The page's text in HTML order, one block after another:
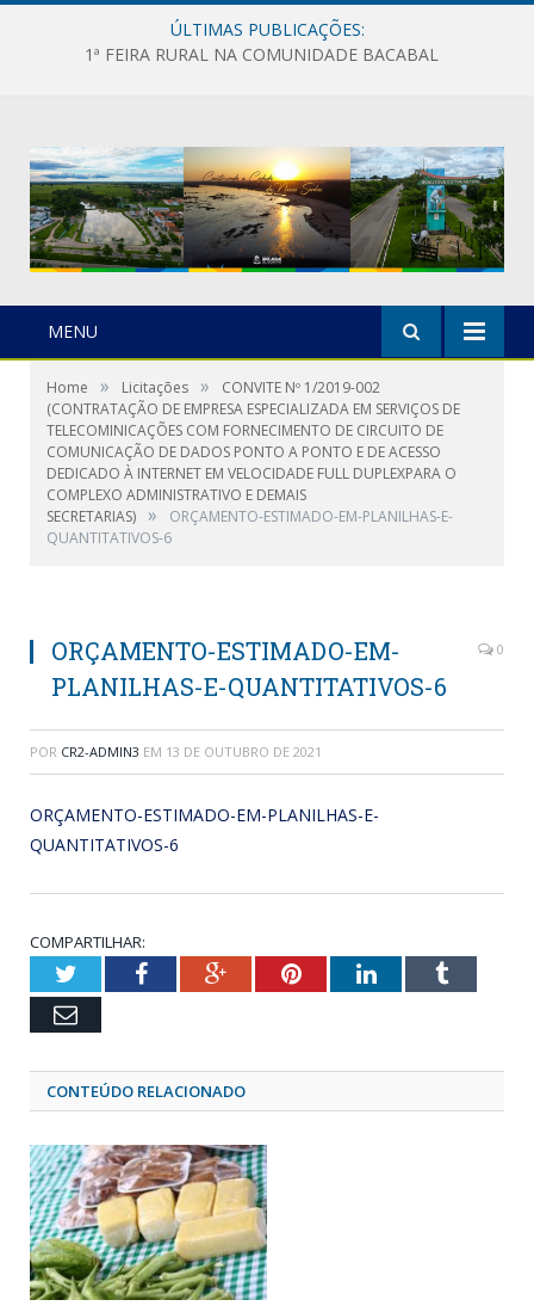
ÚLTIMAS PUBLICAÇÕES:
1ª FEIRA RURAL NA COMUNIDADE BACABAL
MENU
Home » Licitações »
CONVITE Nº 1/2019-002
(CONTRATAÇÃO DE EMPRESA ESPECIALIZADA EM SERVIÇOS DE
TELECOMINICAÇÕES COM FORNECIMENTO DE CIRCUITO DE
COMUNICAÇÃO DE DADOS PONTO A PONTO E DE ACESSO
DEDICADO À INTERNET EM VELOCIDADE FULL DUPLEXPARA O
COMPLEXO ADMINISTRATIVO E DEMAIS
SECRETARIAS) »
ORÇAMENTO-ESTIMADO-EM-PLANILHAS-E-
QUANTITATIVOS-6
ORÇAMENTO-ESTIMADO-EM-
PLANILHAS-E-QUANTITATIVOS-6
0
POR CR2-ADMIN3 EM 13 DE OUTUBRO DE 2021
ORÇAMENTO-ESTIMADO-EM-PLANILHAS-E-
QUANTITATIVOS-6
COMPARTILHAR:
TwitterFacebookGoogle+PinterestLinkedInTumblr
Email
CONTEÚDO RELACIONADO